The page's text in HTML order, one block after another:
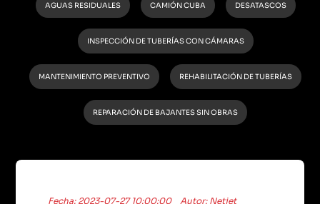
AGUAS RESIDUALES CAMIÓN CUBA DESATASCOS
INSPECCIÓN DE TUBERÍAS CON CÁMARAS
MANTENIMIENTO PREVENTIVO REHABILITACIÓN DE TUBERÍAS
REPARACIÓN DE BAJANTES SIN OBRAS
Fecha: 2023-07-27 10:00:00 Autor: Netjet